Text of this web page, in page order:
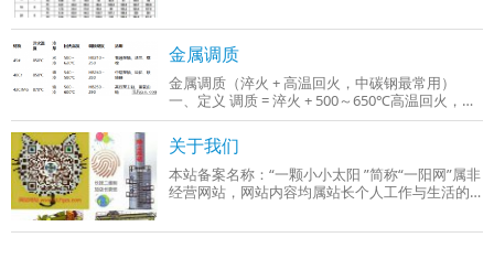
力0.4–0.6 MPa）整理的‌气缸推力与拉力快
金属调质
金属调质（淬火 + 高温回火，中碳钢最常用）
一、定义 调质 = 淬火 + 500～650℃高温回火，只
适用于中碳钢、中碳合金钢（C：0.3%～0.5%），
成品组织：回火索氏体（铁素体 + 细小球状碳
关于我们
本站备案名称：“一颗小小太阳 ”简称“一阳网”属非
经营网站，网站内容均属站长个人工作与生活的
制、网站组建等。